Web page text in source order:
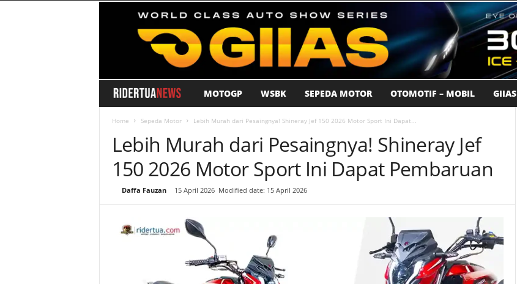
i
d
T
MOTOGP WSBK SEPEDA MOTOR OTOMOTIF – MOBIL GIIAS
Home Sepeda Motor Lebih Murah dari Pesaingnya! Shineray Jef 150 2026 Motor Sport Ini Dapat...
Lebih Murah dari Pesaingnya! Shineray Jef
150 2026 Motor Sport Ini Dapat Pembaruan
Daffa Fauzan- 15 April 2026 Modified date: 15 April 2026